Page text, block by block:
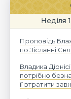
Неділя
Проповідь
по Зісланні
Владика
потрібно
її втратити